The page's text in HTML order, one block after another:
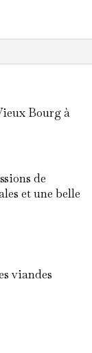
Bourg à
de
et une belle
viandes